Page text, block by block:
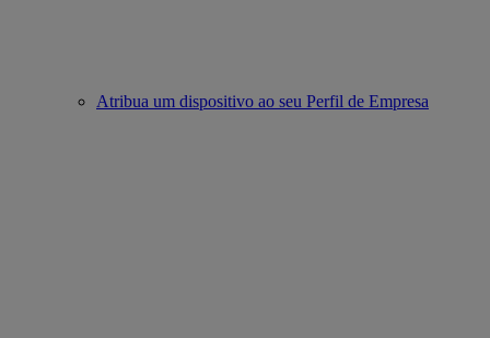
Atribua um dispositivo ao seu Perfil de Empresa